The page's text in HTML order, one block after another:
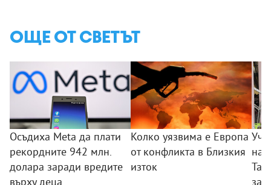
ОЩЕ ОТ СВЕТЪТ
Осъдиха Meta да плати
рекордните 942 млн.
долара заради вредите
върху деца
Колко уязвима е Европа
от конфликта в Близкия
изток